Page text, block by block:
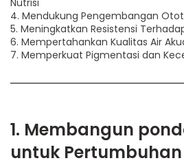
Nutrisi
4. Mendukung Pengembangan
5. Meningkatkan Resistensi
6. Mempertahankan Kualitas Air
7. Memperkuat Pigmentasi dan
1. Membangun
untuk